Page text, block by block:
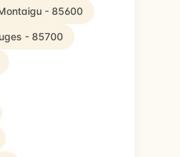
- 85600
- 85700